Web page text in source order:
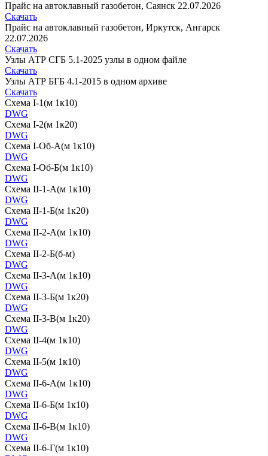
Прайс на автоклавный газобетон, Саянск 22.07.2026
Скачать
Прайс на автоклавный газобетон, Иркутск, Ангарск
22.07.2026
Скачать
Узлы АТР СГБ 5.1-2025 узлы в одном файле
Скачать
Узлы АТР БГБ 4.1-2015 в одном архиве
Скачать
Схема I-1(м 1к10)
DWG
Схема I-2(м 1к20)
DWG
Схема I-Об-А(м 1к10)
DWG
Схема I-Об-Б(м 1к10)
DWG
Схема II-1-А(м 1к10)
DWG
Схема II-1-Б(м 1к20)
DWG
Схема II-2-А(м 1к10)
DWG
Схема II-2-Б(б-м)
DWG
Схема II-3-А(м 1к10)
DWG
Схема II-3-Б(м 1к20)
DWG
Схема II-3-В(м 1к20)
DWG
Схема II-4(м 1к10)
DWG
Схема II-5(м 1к10)
DWG
Схема II-6-А(м 1к10)
DWG
Схема II-6-Б(м 1к10)
DWG
Схема II-6-В(м 1к10)
DWG
Схема II-6-Г(м 1к10)